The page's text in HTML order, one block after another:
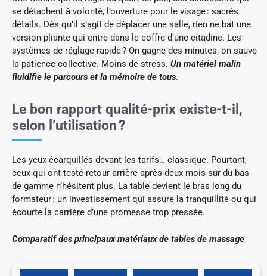
se détachent à volonté, l’ouverture pour le visage : sacrés
détails. Dès qu’il s’agit de déplacer une salle, rien ne bat une
version pliante qui entre dans le coffre d’une citadine. Les
systèmes de réglage rapide ? On gagne des minutes, on sauve
la patience collective. Moins de stress. Un matériel malin
fluidifie le parcours et la mémoire de tous.
Le bon rapport qualité-prix existe-t-il,
selon l’utilisation ?
Les yeux écarquillés devant les tarifs… classique. Pourtant,
ceux qui ont testé retour arrière après deux mois sur du bas
de gamme n’hésitent plus. La table devient le bras long du
formateur : un investissement qui assure la tranquillité ou qui
écourte la carrière d’une promesse trop pressée.
Comparatif des principaux matériaux de tables de massage